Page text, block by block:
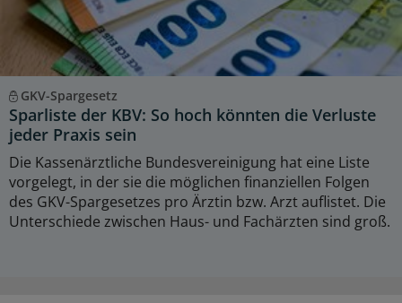
GKV-Spargesetz
Sparliste der KBV: So hoch könnten die Verluste
jeder Praxis sein
Die Kassenärztliche Bundesvereinigung hat eine Liste
vorgelegt, in der sie die möglichen finanziellen Folgen
des GKV-Spargesetzes pro Ärztin bzw. Arzt auflistet. Die
Unterschiede zwischen Haus- und Fachärzten sind groß.